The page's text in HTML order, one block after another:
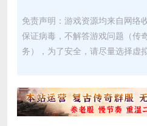
免责声明：游戏资源均来自网络
保证病毒，不解答游戏问题（传
务），为了安全，请尽量选择虚